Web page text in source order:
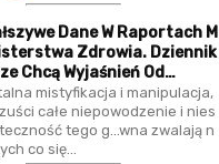
Dane W Raportach M
Zdrowia. Dziennik
Chcą Wyjaśnień Od…
mistyfikacja i manipulacja,
całe niepowodzenie i nies
tego g...wna zwalają n
co się…